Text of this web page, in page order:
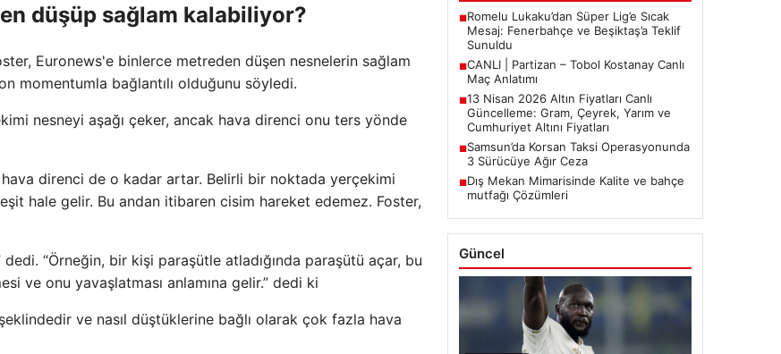
düşüp sağlam kalabiliyor?
Euronews'e binlerce metreden düşen nesnelerin sağlam
momentumla bağlantılı olduğunu söyledi.
nesneyi aşağı çeker, ancak hava direnci onu ters yönde
hava direnci de o kadar artar. Belirli bir noktada yerçekimi
hale gelir. Bu andan itibaren cisim hareket edemez. Foster,
dedi. “Örneğin, bir kişi paraşütle atladığında paraşütü açar, bu
ve onu yavaşlatması anlamına gelir.” dedi ki
ve nasıl düştüklerine bağlı olarak çok fazla hava
■Romelu Lukaku’dan Süper Lig’e Sıcak
Mesaj: Fenerbahçe ve Beşiktaş’a Teklif
Sunuldu
■CANLI | Partizan – Tobol Kostanay Canlı
Maç Anlatımı
■13 Nisan 2026 Altın Fiyatları Canlı
Güncelleme: Gram, Çeyrek, Yarım ve
Cumhuriyet Altını Fiyatları
■Samsun’da Korsan Taksi Operasyonunda
3 Sürücüye Ağır Ceza
■Dış Mekan Mimarisinde Kalite ve bahçe
mutfağı Çözümleri
Güncel